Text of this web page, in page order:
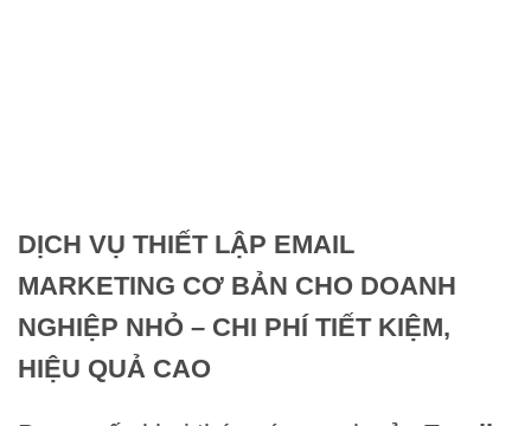
DỊCH VỤ THIẾT LẬP EMAIL
MARKETING CƠ BẢN CHO DOANH
NGHIỆP NHỎ – CHI PHÍ TIẾT KIỆM,
HIỆU QUẢ CAO